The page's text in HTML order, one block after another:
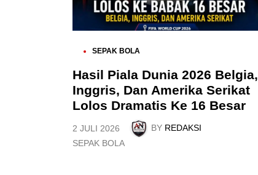
S
T
D
I
SEPAK BOLA
Hasil Piala Dunia 2026 Belgia,
Inggris, Dan Amerika Serikat
Lolos Dramatis Ke 16 Besar
2 JULI 2026 BY REDAKSI
P
SEPAK BOLA